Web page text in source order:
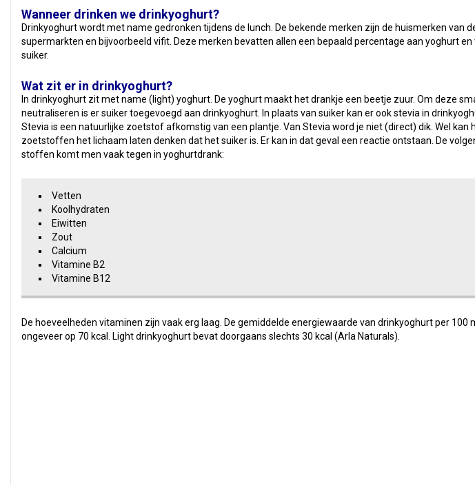
Wanneer drinken we drinkyoghurt?
Drinkyoghurt wordt met name gedronken tijdens de lunch. De bekende merken zijn de huismerken van
supermarkten en bijvoorbeeld vifit. Deze merken bevatten allen een bepaald percentage aan yoghurt en
suiker.
Wat zit er in drinkyoghurt?
In drinkyoghurt zit met name (light) yoghurt. De yoghurt maakt het drankje een beetje zuur. Om deze
neutraliseren is er suiker toegevoegd aan drinkyoghurt. In plaats van suiker kan er ook stevia in
Stevia is een natuurlijke zoetstof afkomstig van een plantje. Van Stevia word je niet (direct) dik. Wel kan
zoetstoffen het lichaam laten denken dat het suiker is. Er kan in dat geval een reactie ontstaan. De
stoffen komt men vaak tegen in yoghurtdrank:
Vetten
Koolhydraten
Eiwitten
Zout
Calcium
Vitamine B2
Vitamine B12
De hoeveelheden vitaminen zijn vaak erg laag. De gemiddelde energiewaarde van drinkyoghurt per 100
ongeveer op 70 kcal. Light drinkyoghurt bevat doorgaans slechts 30 kcal (Arla Naturals).